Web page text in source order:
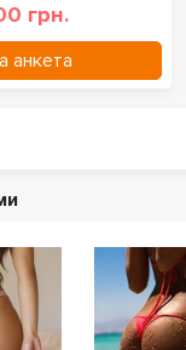
грн.
анкета